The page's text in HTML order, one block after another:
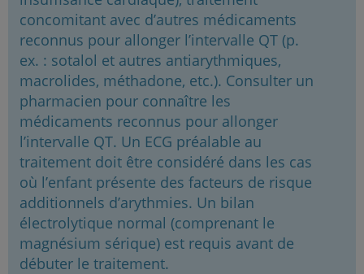
concomitant avec d’autres médicaments
reconnus pour allonger l’intervalle QT (p.
ex. : sotalol et autres antiarythmiques,
macrolides, méthadone, etc.). Consulter un
pharmacien pour connaître les
médicaments reconnus pour allonger
l’intervalle QT. Un ECG préalable au
traitement doit être considéré dans les cas
où l’enfant présente des facteurs de risque
additionnels d’arythmies. Un bilan
électrolytique normal (comprenant le
magnésium sérique) est requis avant de
débuter le traitement.